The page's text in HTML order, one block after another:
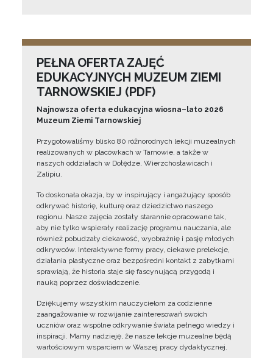
PEŁNA OFERTA ZAJĘĆ
EDUKACYJNYCH MUZEUM ZIEMI
TARNOWSKIEJ (PDF)
Najnowsza oferta edukacyjna wiosna–lato 2026
Muzeum Ziemi Tarnowskiej
Przygotowaliśmy blisko 80 różnorodnych lekcji muzealnych
realizowanych w placówkach w Tarnowie, a także w
naszych oddziałach w Dołędze, Wierzchosławicach i
Zalipiu.
To doskonała okazja, by w inspirujący i angażujący sposób
odkrywać historię, kulturę oraz dziedzictwo naszego
regionu. Nasze zajęcia zostały starannie opracowane tak,
aby nie tylko wspierały realizację programu nauczania, ale
również pobudzały ciekawość, wyobraźnię i pasję młodych
odkrywców. Interaktywne formy pracy, ciekawe prelekcje,
działania plastyczne oraz bezpośredni kontakt z zabytkami
sprawiają, że historia staje się fascynującą przygodą i
nauką poprzez doświadczenie.
Dziękujemy wszystkim nauczycielom za codzienne
zaangażowanie w rozwijanie zainteresowań swoich
uczniów oraz wspólne odkrywanie świata pełnego wiedzy i
inspiracji. Mamy nadzieję, że nasze lekcje muzealne będą
wartościowym wsparciem w Waszej pracy dydaktycznej.